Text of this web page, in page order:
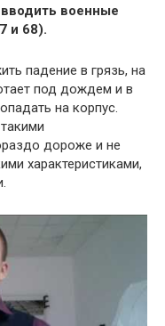
военные
и 68).
падение в грязь, на
под дождем и в
на корпус.
дороже и не
характеристиками,